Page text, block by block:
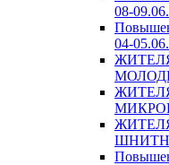
08-
04-